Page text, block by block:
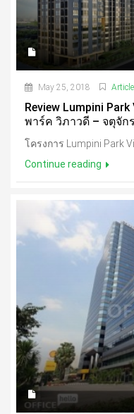
May 25, 2018 Article
Review Lumpini
พาร์ค วิภาวดี – จตุจัก
โครงการ Lumpini Park
Continue reading